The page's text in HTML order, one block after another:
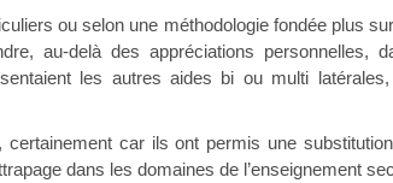
ou selon une méthodologie fondée plus
au-delà des appréciations personnelles,
les autres aides bi ou multi
car ils ont permis une
dans les domaines de l’enseignement